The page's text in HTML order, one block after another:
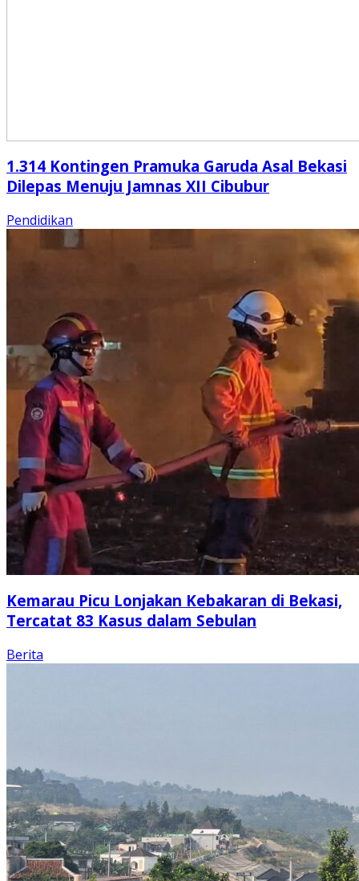
1.314 Kontingen Pramuka Garuda Asal Bekasi
Dilepas Menuju Jamnas XII Cibubur
Pendidikan
Kemarau Picu Lonjakan Kebakaran di Bekasi,
Tercatat 83 Kasus dalam Sebulan
Berita